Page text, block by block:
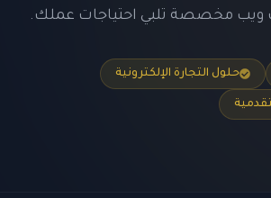
ويب مخصصة تلبي احتياجات عملك.
حلول التجارة الإلكترونية